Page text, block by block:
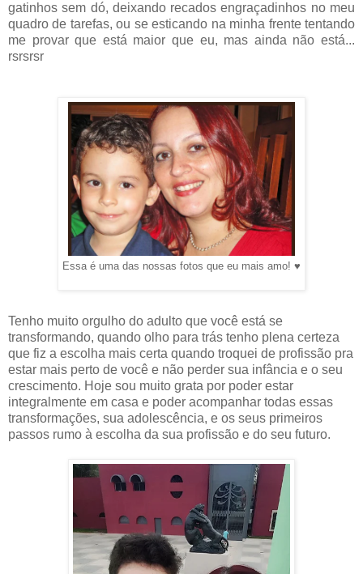
gatinhos sem dó, deixando recados engraçadinhos no meu
quadro de tarefas, ou se esticando na minha frente tentando
me provar que está maior que eu, mas ainda não está...
rsrsrsr
Essa é uma das nossas fotos que eu mais amo! ♥
Tenho muito orgulho do adulto que você está se
transformando, quando olho para trás tenho plena certeza
que fiz a escolha mais certa quando troquei de profissão pra
estar mais perto de você e não perder sua infância e o seu
crescimento. Hoje sou muito grata por poder estar
integralmente em casa e poder acompanhar todas essas
transformações, sua adolescência, e os seus primeiros
passos rumo à escolha da sua profissão e do seu futuro.